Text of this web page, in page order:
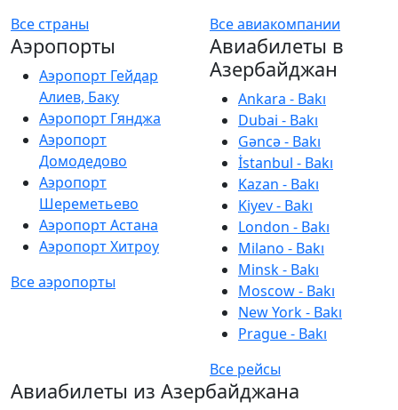
Все страны
Все авиакомпании
Аэропорты
Аэропорт Гейдар
Алиев, Баку
Аэропорт Гянджа
Аэропорт
Домодедово
Аэропорт
Шереметьево
Аэропорт Астана
Аэропорт Хитроу
Все аэропорты
Авиабилеты в
Азербайджан
Ankara - Bakı
Dubai - Bakı
Gəncə - Bakı
İstanbul - Bakı
Kazan - Bakı
Kiyev - Bakı
London - Bakı
Milano - Bakı
Minsk - Bakı
Moscow - Bakı
New York - Bakı
Prague - Bakı
Все рейсы
Авиабилеты из Азербайджана